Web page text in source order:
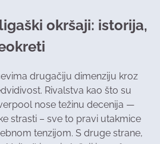
okršaji: istorija,
drugačiju dimenziju kroz
Rivalstva kao što su
nose težinu decenija —
strasti – sve to pravi utakmice
tenzijom. S druge strane,